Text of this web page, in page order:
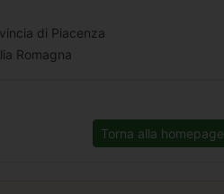
di Piacenza
Romagna
Torna alla homepage